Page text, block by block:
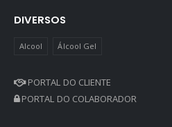
DIVERSOS
Alcool Álcool Gel
PORTAL DO CLIENTE
PORTAL DO COLABORADOR